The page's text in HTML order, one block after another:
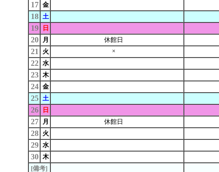
17 金
18 土
19 日
20 月 休館日
21 火 ×
22 水
23 木
24 金
25 土
26 日
27 月 休館日
28 火
29 水
30 木
[備考]